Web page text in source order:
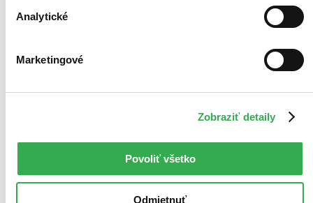
Analytické
Marketingové
Zobraziť detaily
Povoliť všetko
Odmietnuť